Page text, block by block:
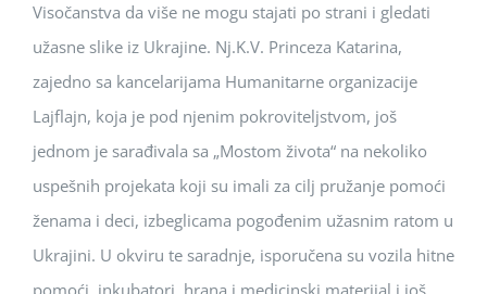
Visočanstva da više ne mogu stajati po strani i gledati
užasne slike iz Ukrajine. Nj.K.V. Princeza Katarina,
zajedno sa kancelarijama Humanitarne organizacije
Lajflajn, koja je pod njenim pokroviteljstvom, još
jednom je sarađivala sa „Mostom života“ na nekoliko
uspešnih projekata koji su imali za cilj pružanje pomoći
ženama i deci, izbeglicama pogođenim užasnim ratom u
Ukrajini. U okviru te saradnje, isporučena su vozila hitne
pomoći, inkubatori, hrana i medicinski materijal i još